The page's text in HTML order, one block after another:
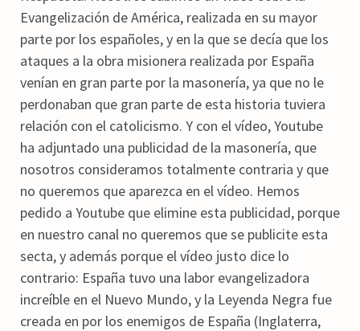
Evangelización de América, realizada en su mayor
parte por los españoles, y en la que se decía que los
ataques a la obra misionera realizada por España
venían en gran parte por la masonería, ya que no le
perdonaban que gran parte de esta historia tuviera
relación con el catolicismo. Y con el vídeo, Youtube
ha adjuntado una publicidad de la masonería, que
nosotros consideramos totalmente contraria y que
no queremos que aparezca en el vídeo. Hemos
pedido a Youtube que elimine esta publicidad, porque
en nuestro canal no queremos que se publicite esta
secta, y además porque el vídeo justo dice lo
contrario: España tuvo una labor evangelizadora
increíble en el Nuevo Mundo, y la Leyenda Negra fue
creada en por los enemigos de España (Inglaterra,